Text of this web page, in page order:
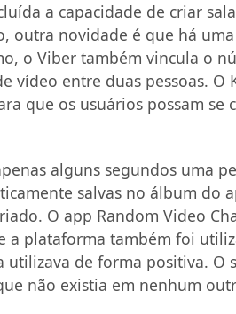
a capacidade de criar
outra novidade é que há
o Viber também vincula o
vídeo entre duas pessoas.
que os usuários possam
alguns segundos uma
salvas no álbum
O app Random Video
a plataforma também foi
de forma positiva.
não existia em nenhum